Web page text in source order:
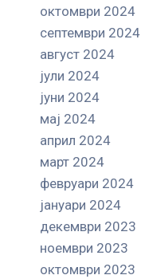
октомври 2024
септември 2024
август 2024
јули 2024
јуни 2024
мај 2024
април 2024
март 2024
февруари 2024
јануари 2024
декември 2023
ноември 2023
октомври 2023